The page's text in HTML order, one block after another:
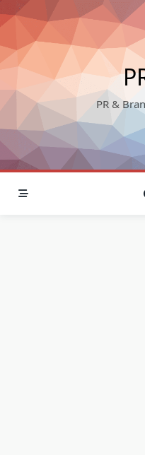
Skip
to
content
PR &